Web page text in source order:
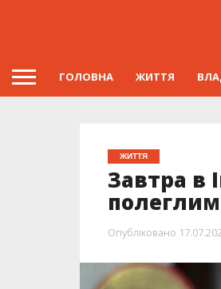
ГОЛОВНА ЖИТТЯ
ЖИТТЯ
Завтра в
Опубліковано